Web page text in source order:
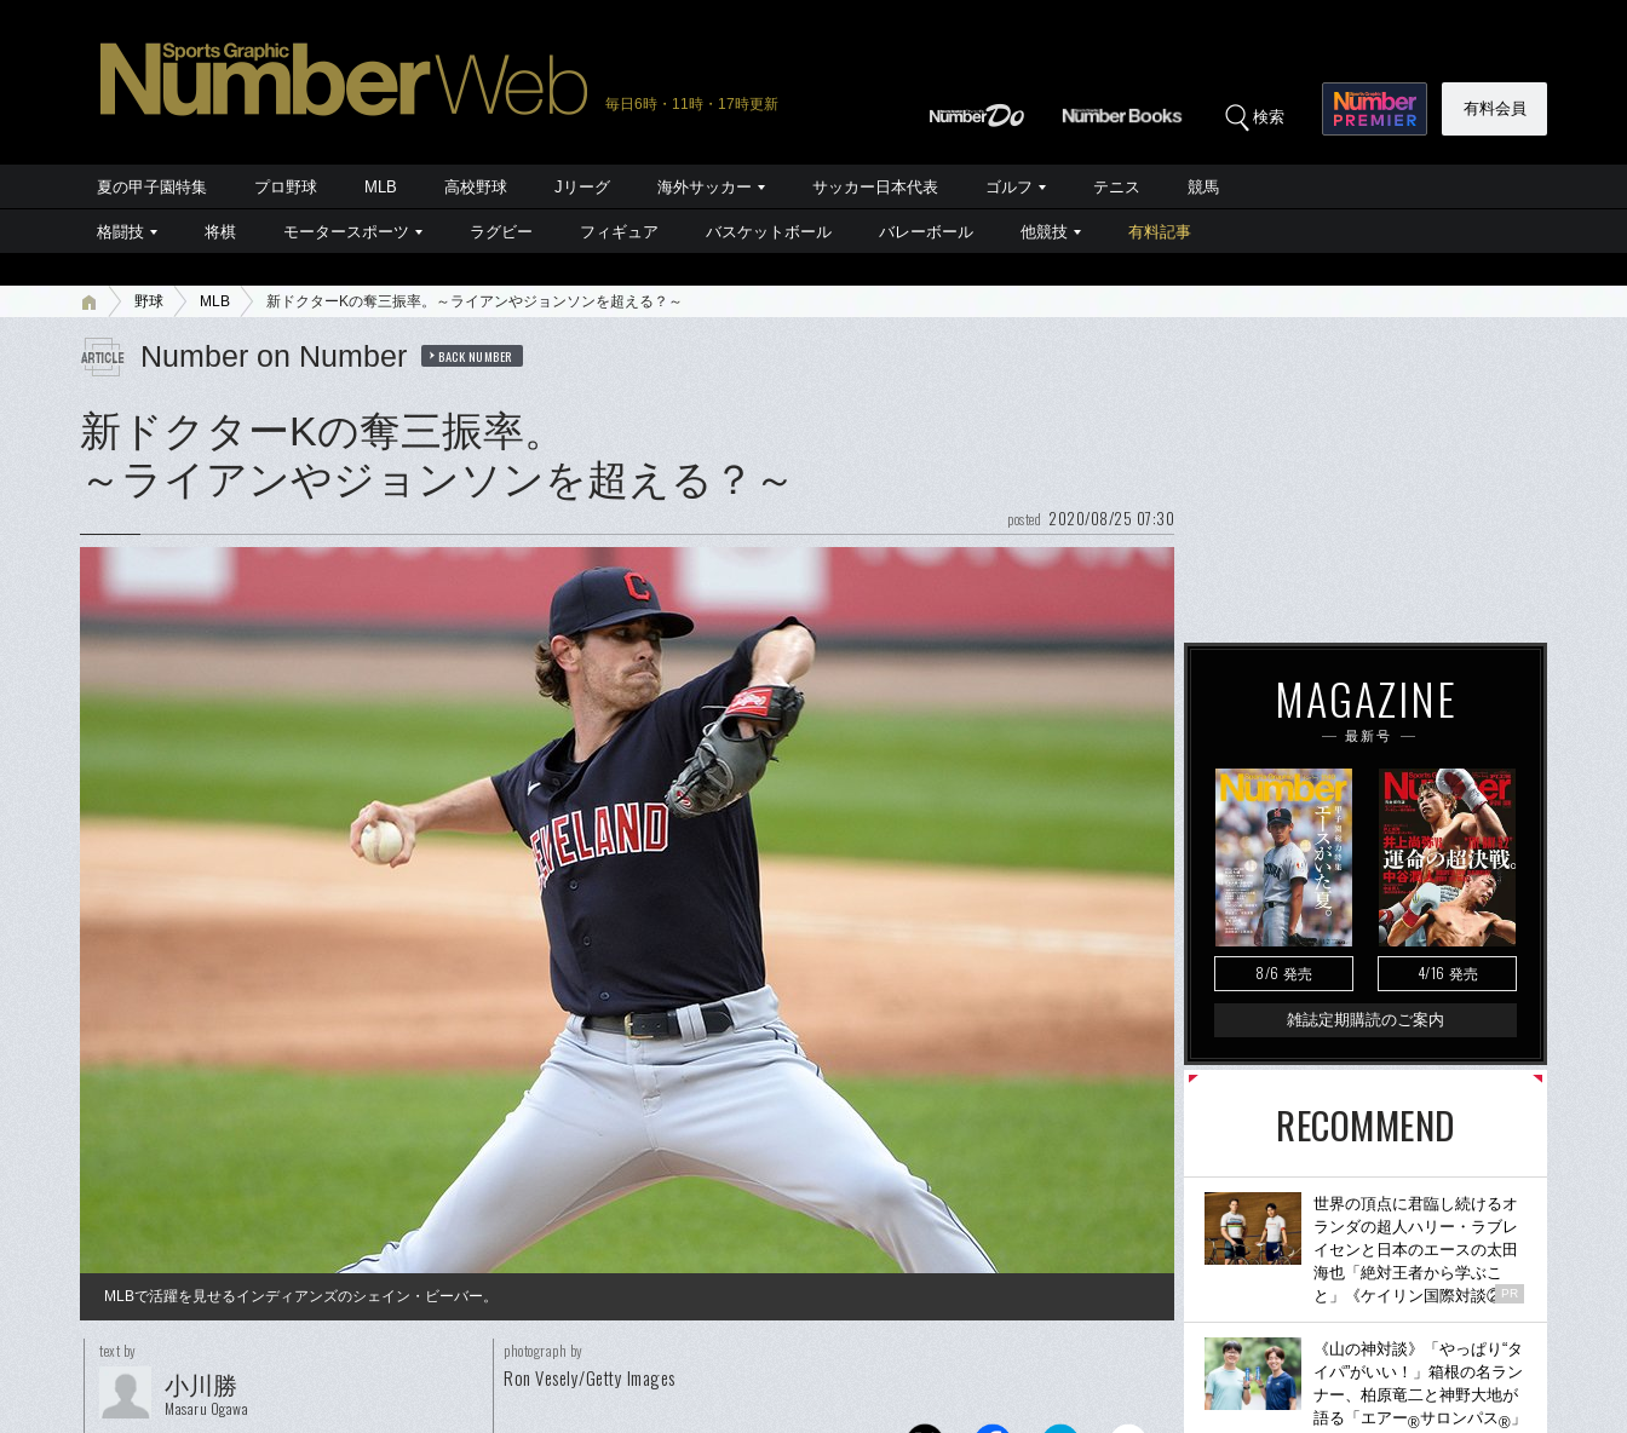
毎日6時・11時・17時更新
検索 有料会員
夏の甲子園特集 プロ野球 MLB 高校野球 Jリーグ 海外サッカー サッカー日本代表 ゴルフ テニス 競馬
格闘技 将棋 モータースポーツ ラグビー フィギュア バスケットボール バレーボール 他競技 有料記事
野球 MLB 新ドクターKの奪三振率。～ライアンやジョンソンを超える？～
Number on Number BACK NUMBER
新ドクターKの奪三振率。
～ライアンやジョンソンを超える？～
posted 2020/08/25 07:30
MLBで活躍を見せるインディアンズのシェイン・ビーバー。
text by
小川勝
Masaru Ogawa
photograph by
Ron Vesely/Getty Images
MAGAZINE
最新号
8/6 発売 4/16 発売
雑誌定期購読のご案内
RECOMMEND
世界の頂点に君臨し続けるオ
ランダの超人ハリー・ラブレ
イセンと日本のエースの太田
海也「絶対王者から学ぶこ
と」《ケイリン国際対談②》
PR
《山の神対談》「やっぱり“タ
イパ”がいい！」箱根の名ラン
ナー、柏原竜二と神野大地が
語る「エアー®サロンパス® 」